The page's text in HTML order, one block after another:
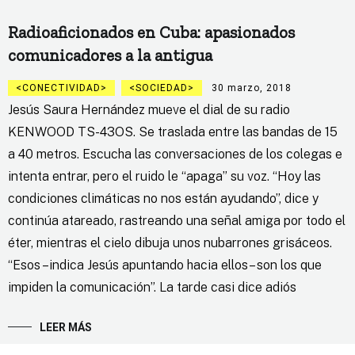
Radioaficionados en Cuba: apasionados
comunicadores a la antigua
CONECTIVIDAD SOCIEDAD 30 marzo, 2018
Jesús Saura Hernández mueve el dial de su radio
KENWOOD TS-43OS. Se traslada entre las bandas de 15
a 40 metros. Escucha las conversaciones de los colegas e
intenta entrar, pero el ruido le “apaga” su voz. “Hoy las
condiciones climáticas no nos están ayudando”, dice y
continúa atareado, rastreando una señal amiga por todo el
éter, mientras el cielo dibuja unos nubarrones grisáceos.
“Esos –indica Jesús apuntando hacia ellos– son los que
impiden la comunicación”. La tarde casi dice adiós
LEER MÁS